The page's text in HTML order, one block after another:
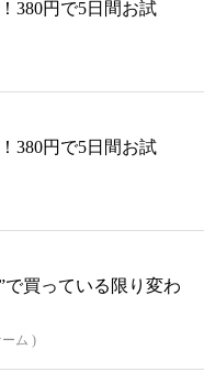
380円で5日間お試
380円で5日間お試
で買っている限り変わ
ム )